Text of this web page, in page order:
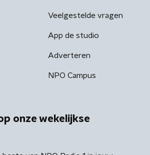
Veelgestelde vragen
App de studio
Adverteren
NPO Campus
onze wekelijkse